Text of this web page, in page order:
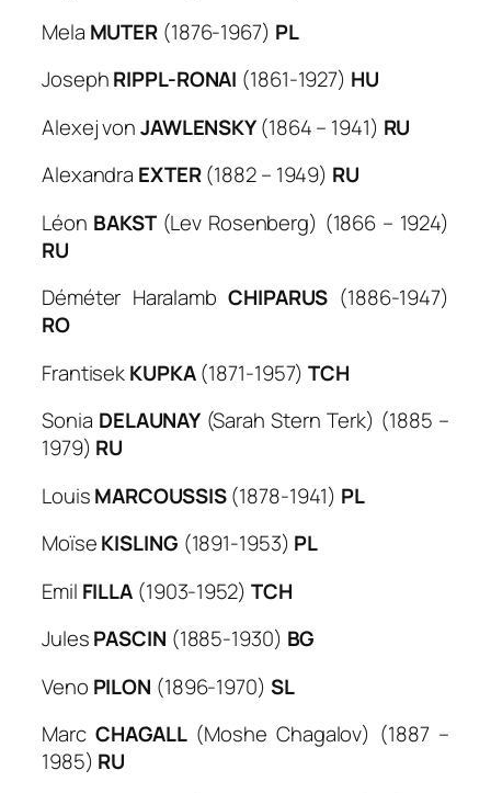
Mela MUTER (1876-1967) PL
JosephRIPPL-RONAI (1861-1927) HU
Alexej vonJAWLENSKY(1864 – 1941) RU
Alexandra EXTER(1882 – 1949) RU
Léon BAKST (Lev Rosenberg) (1866 – 1924)
RU
Déméter HaralambCHIPARUS (1886-1947)
RO
FrantisekKUPKA(1871-1957)TCH
Sonia DELAUNAY (Sarah Stern Terk) (1885 –
1979) RU
LouisMARCOUSSIS(1878-1941) PL
MoïseKISLING (1891-1953) PL
Emil FILLA (1903-1952) TCH
JulesPASCIN (1885-1930) BG
Veno PILON (1896-1970) SL
Marc CHAGALL (Moshe Chagalov) (1887 –
1985) RU